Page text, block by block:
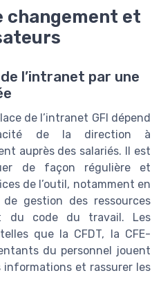
changement et
l’intranet par une
de l’intranet GFI dépend
de la direction à
auprès des salariés. Il est
de façon régulière et
de l’outil, notamment en
gestion des ressources
du code du travail. Les
que la CFDT, la CFE-
du personnel jouent
informations et rassurer les